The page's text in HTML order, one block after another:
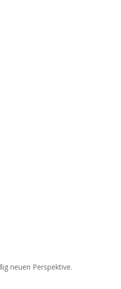
neuen Perspektive.